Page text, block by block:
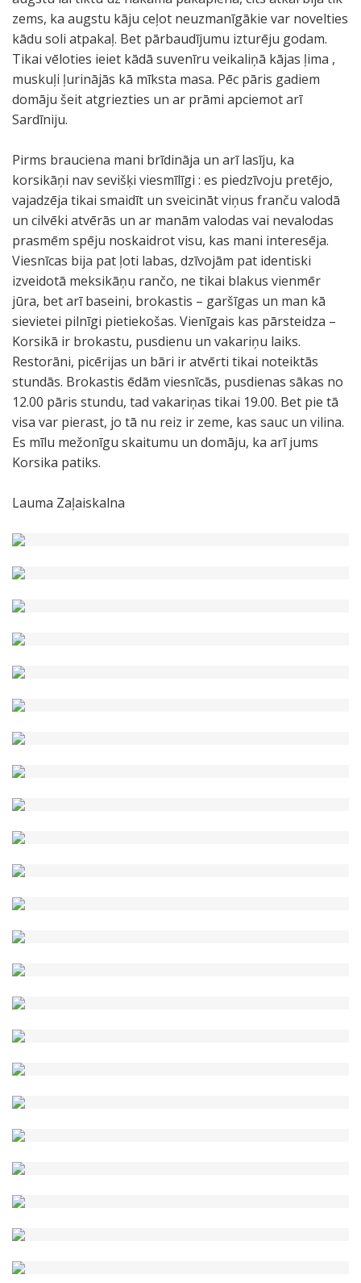
zems, ka augstu kāju ceļot neuzmanīgākie var novelties
kādu soli atpakaļ. Bet pārbaudījumu izturēju godam.
Tikai vēloties ieiet kādā suvenīru veikaliņā kājas ļima ,
muskuļi ļurinājās kā mīksta masa. Pēc pāris gadiem
domāju šeit atgriezties un ar prāmi apciemot arī
Sardīniju.
Pirms brauciena mani brīdināja un arī lasīju, ka
korsikāņi nav sevišķi viesmīlīgi : es piedzīvoju pretējo,
vajadzēja tikai smaidīt un sveicināt viņus franču valodā
un cilvēki atvērās un ar manām valodas vai nevalodas
prasmēm spēju noskaidrot visu, kas mani interesēja.
Viesnīcas bija pat ļoti labas, dzīvojām pat identiski
izveidotā meksikāņu rančo, ne tikai blakus vienmēr
jūra, bet arī baseini, brokastis – garšīgas un man kā
sievietei pilnīgi pietiekošas. Vienīgais kas pārsteidza –
Korsikā ir brokastu, pusdienu un vakariņu laiks.
Restorāni, picērijas un bāri ir atvērti tikai noteiktās
stundās. Brokastis ēdām viesnīcās, pusdienas sākas no
12.00 pāris stundu, tad vakariņas tikai 19.00. Bet pie tā
visa var pierast, jo tā nu reiz ir zeme, kas sauc un vilina.
Es mīlu mežonīgu skaitumu un domāju, ka arī jums
Korsika patiks.
Lauma Zaļaiskalna